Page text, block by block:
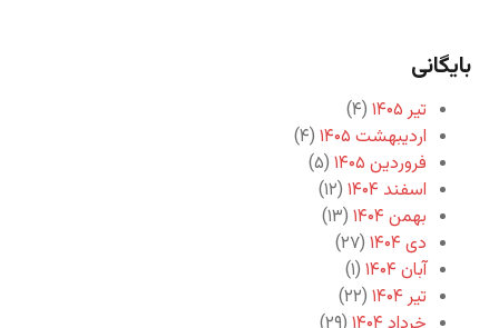
بایگانی
تیر ۱۴۰۵
(۴)
اردیبهشت ۱۴۰۵
(۴)
فروردین ۱۴۰۵
(۵)
اسفند ۱۴۰۴
(۱۲)
بهمن ۱۴۰۴
(۱۳)
دی ۱۴۰۴
(۲۷)
آبان ۱۴۰۴
(۱)
تیر ۱۴۰۴
(۲۲)